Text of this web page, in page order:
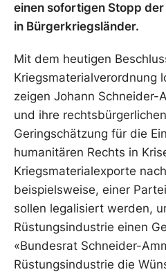
einen sofortigen Stopp
in Bürgerkriegsländer.
Mit dem heutigen
Kriegsmaterialverordnung
zeigen Johann Schneider-
und ihre
Geringschätzung für die
humanitären Rechts in
Kriegsmaterialexporte
beispielsweise, einer
sollen legalisiert werden,
Rüstungsindustrie einen
«Bundesrat Schneider-
Rüstungsindustrie die